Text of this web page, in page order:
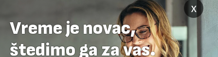
x
Vreme je novac,
štedimo ga za vas.